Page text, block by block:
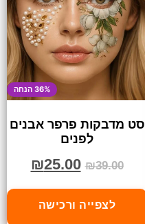
36% הנחה
סט מדבקות פרפר אבנים
לפנים
₪39.00
₪25.00
לצפייה ורכישה